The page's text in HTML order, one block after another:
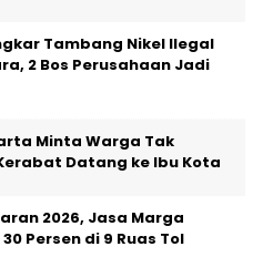
Tambang Nikel Ilegal
2 Bos Perusahaan Jadi
Minta Warga Tak
Datang ke Ibu Kota
2026, Jasa Marga
Persen di 9 Ruas Tol